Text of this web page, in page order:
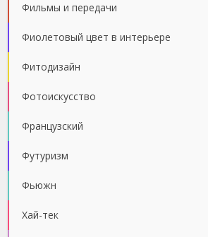
Фильмы и передачи
Фиолетовый цвет в интерьере
Фитодизайн
Фотоискусство
Французский
Футуризм
Фьюжн
Хай-тек